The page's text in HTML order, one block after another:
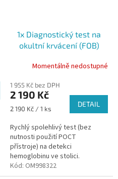
1x Diagnostický test na
okultní krvácení (FOB)
Momentálně nedostupné
1 955 Kč bez DPH
2 190 Kč
Měrná
2 190 Kč / 1 ks
DETAIL
Rychlý spolehlivý test (bez
nutnosti použití POCT
přístroje) na detekci
hemoglobinu ve stolici.
Výsledek do 10 minut. Pro
profesionální použití Expirace:
Kód: OM998322